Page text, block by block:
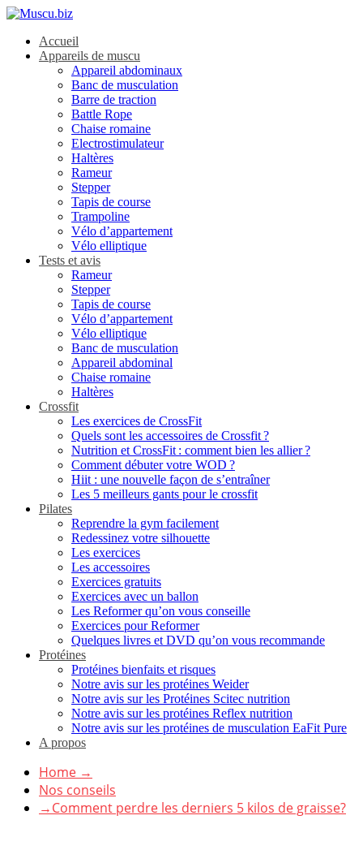
Accueil
Appareils de muscu
Appareil abdominaux
Banc de musculation
Barre de traction
Battle Rope
Chaise romaine
Electrostimulateur
Haltères
Rameur
Stepper
Tapis de course
Trampoline
Vélo d’appartement
Vélo elliptique
Tests et avis
Rameur
Stepper
Tapis de course
Vélo d’appartement
Vélo elliptique
Banc de musculation
Appareil abdominal
Chaise romaine
Haltères
Crossfit
Les exercices de CrossFit
Quels sont les accessoires de Crossfit ?
Nutrition et CrossFit : comment bien les allier ?
Comment débuter votre WOD ?
Hiit : une nouvelle façon de s’entraîner
Les 5 meilleurs gants pour le crossfit
Pilates
Reprendre la gym facilement
Redessinez votre silhouette
Les exercices
Les accessoires
Exercices gratuits
Exercices avec un ballon
Les Reformer qu’on vous conseille
Exercices pour Reformer
Quelques livres et DVD qu’on vous recommande
Protéines
Protéines bienfaits et risques
Notre avis sur les protéines Weider
Notre avis sur les Protéines Scitec nutrition
Notre avis sur les protéines Reflex nutrition
Notre avis sur les protéines de musculation EaFit Pure
A propos
Home →
Nos conseils
→Comment perdre les derniers 5 kilos de graisse?